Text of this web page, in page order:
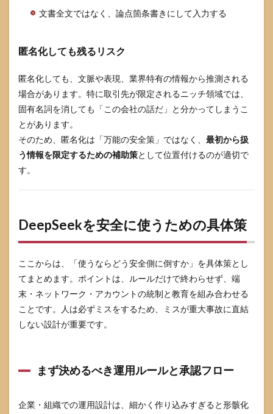
文書全文ではなく、論点箇条書きにして入力する
匿名化しても残るリスク
匿名化しても、文脈や表現、業界特有の情報から推測される
場合があります。特に取引先が限定されるニッチ領域では、
固有名詞を消しても「この会社の話だ」と分かってしまうこ
とがあります。
そのため、匿名化は「万能の安全策」ではなく、 最初から扱
う情報を限定するための補助策として位置付けるのが適切で
す。
DeepSeekを安全に使うための具体策
ここからは、「使うならどう安全側に倒すか」を具体策とし
てまとめます。ポイントは、ルールだけで終わらせず、端
末・ネットワーク・アカウントの統制と教育を組み合わせる
ことです。人は必ずミスをするため、ミスが重大事故に直結
しない設計が重要です。
まず決めるべき運用ルールと承認フロー
企業・組織での運用設計は、細かく作り込みすぎると形骸化